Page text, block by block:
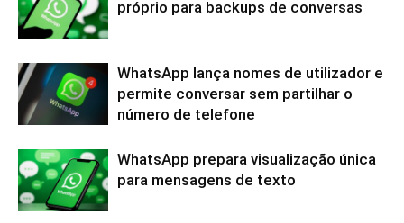
próprio para backups de conversas
WhatsApp lança nomes de utilizador e
permite conversar sem partilhar o
número de telefone
WhatsApp prepara visualização única
para mensagens de texto